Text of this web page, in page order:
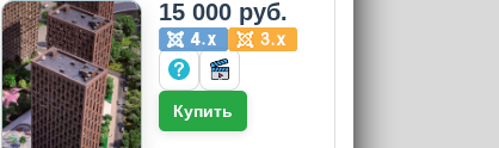
15 000 руб.
Купить